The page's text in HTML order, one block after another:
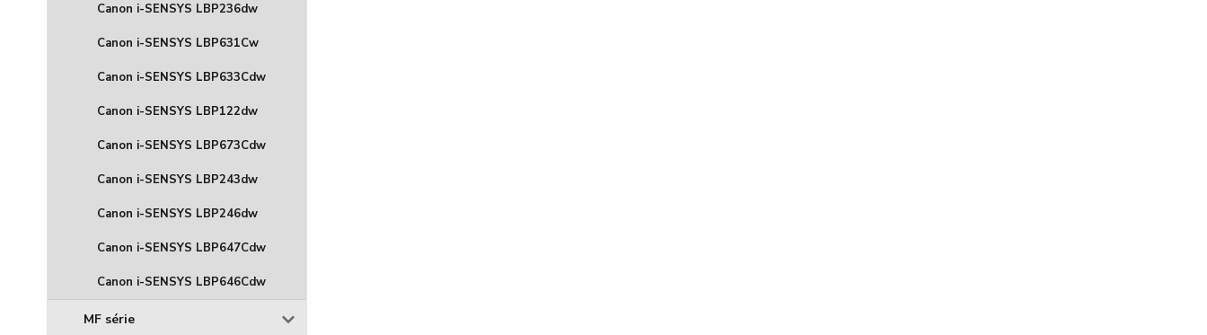
Canon i-SENSYS LBP236dw
Canon i-SENSYS LBP631Cw
Canon i-SENSYS LBP633Cdw
Canon i-SENSYS LBP122dw
Canon i-SENSYS LBP673Cdw
Canon i-SENSYS LBP243dw
Canon i-SENSYS LBP246dw
Canon i-SENSYS LBP647Cdw
Canon i-SENSYS LBP646Cdw
MF série